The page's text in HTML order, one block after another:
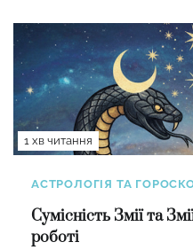
1 хв читання
АСТРОЛОГІЯ ТА
Сумісність Змії та
роботі